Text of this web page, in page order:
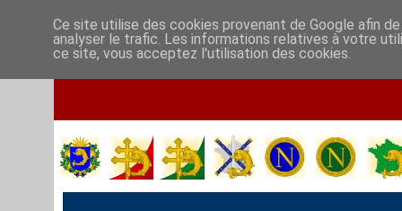
Ce site utilise des cookies provenant de Google afin
analyser le trafic. Les informations relatives à votre
ce site, vous acceptez l'utilisation des cookies.